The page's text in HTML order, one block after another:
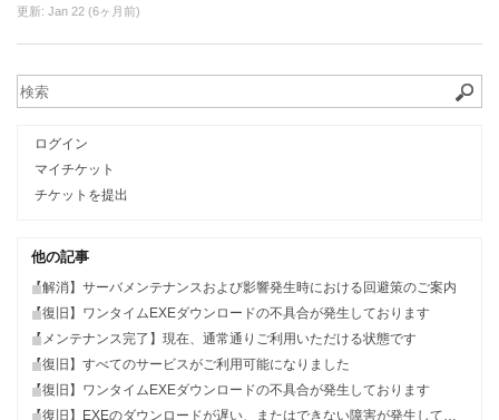
更新: Jan 22 (6ヶ月前)
ログイン
マイチケット
チケットを提出
他の記事
【解消】サーバメンテナンスおよび影響発生時における回避策のご案内
【復旧】ワンタイムEXEダウンロードの不具合が発生しております
【メンテナンス完了】現在、通常通りご利用いただける状態です
【復旧】すべてのサービスがご利用可能になりました
【復旧】ワンタイムEXEダウンロードの不具合が発生しております
【復旧】EXEのダウンロードが遅い、またはできない障害が発生しております